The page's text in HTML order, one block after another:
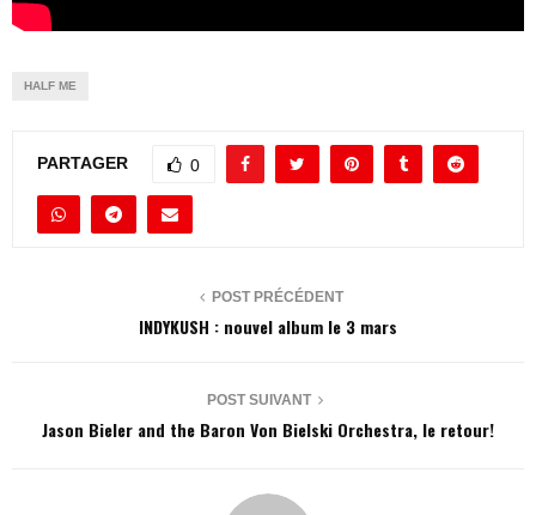
HALF ME
PARTAGER 0
POST PRÉCÉDENT
INDYKUSH : nouvel album le 3 mars
POST SUIVANT
Jason Bieler and the Baron Von Bielski Orchestra, le retour!